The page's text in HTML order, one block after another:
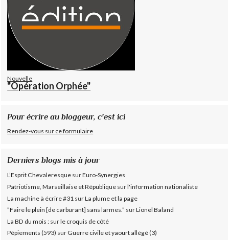
Nouvelle
"Opération Orphée"
Pour écrire au bloggeur, c'est ici
Rendez-vous sur ce formulaire
Derniers blogs mis à jour
L’Esprit Chevaleresque surEuro-Synergies
Patriotisme, Marseillaise et République surl'information nationaliste
La machine à écrire #31 surLa plume et la page
”Faire le plein [de carburant] sans larmes.” surLionel Baland
La BD du mois : surle croquis de côté
Pépiements (593) surGuerre civile et yaourt allégé (3)